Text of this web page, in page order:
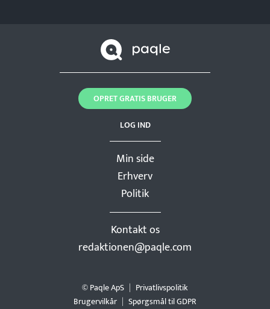
Min side
Erhverv
Politik
Kontakt os
redaktionen@paqle.com
LOG IND
OPRET GRATIS BRUGER
© Paqle ApS
Privatlivspolitik
Brugervilkår
Spørgsmål til GDPR